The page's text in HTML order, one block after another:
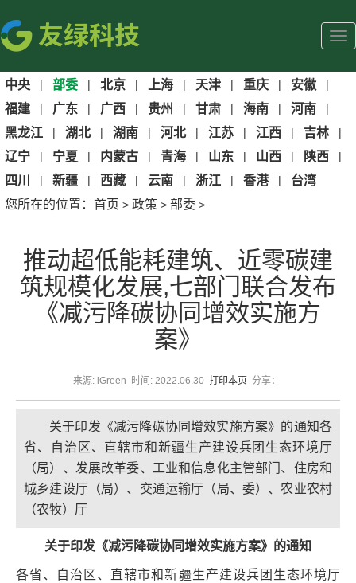
中央 | 部委 | 北京 | 上海 | 天津 | 重庆 | 安徽 |
福建 | 广东 | 广西 | 贵州 | 甘肃 | 海南 | 河南 |
黑龙江 | 湖北 | 湖南 | 河北 | 江苏 | 江西 | 吉林 |
辽宁 | 宁夏 | 内蒙古 | 青海 | 山东 | 山西 | 陕西 |
四川 | 新疆 | 西藏 | 云南 | 浙江 | 香港 |
台湾
您所在的位置： 首页 > 政策 > 部委 >
推动超低能耗建筑、近零碳建
筑规模化发展,七部门联合发布
《减污降碳协同增效实施方
案》
来源: iGreen 时间: 2022.06.30 打印本页分享：
关于印发《减污降碳协同增效实施方案》的通知各
省、自治区、直辖市和新疆生产建设兵团生态环境厅
（局）、发展改革委、工业和信息化主管部门、住房和
城乡建设厅（局）、交通运输厅（局、委）、农业农村
（农牧）厅
关于印发《减污降碳协同增效实施方案》的通知
各省、自治区、直辖市和新疆生产建设兵团生态环境厅